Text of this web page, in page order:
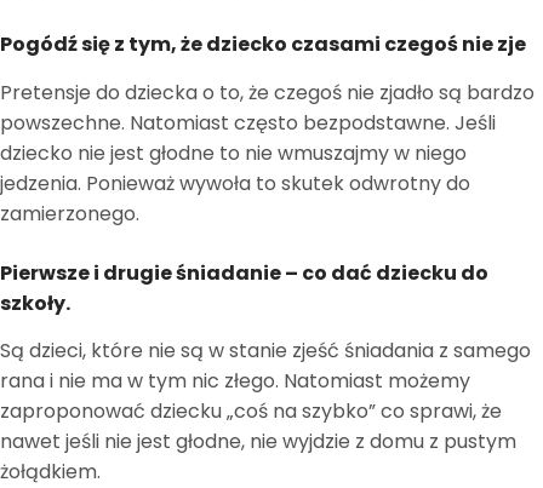
Pogódź się z tym, że dziecko czasami czegoś nie zje
Pretensje do dziecka o to, że czegoś nie zjadło są bardzo
powszechne. Natomiast często bezpodstawne. Jeśli
dziecko nie jest głodne to nie wmuszajmy w niego
jedzenia. Ponieważ wywoła to skutek odwrotny do
zamierzonego.
Pierwsze i drugie śniadanie – co dać dziecku do
szkoły.
Są dzieci, które nie są w stanie zjeść śniadania z samego
rana i nie ma w tym nic złego. Natomiast możemy
zaproponować dziecku „coś na szybko” co sprawi, że
nawet jeśli nie jest głodne, nie wyjdzie z domu z pustym
żołądkiem.